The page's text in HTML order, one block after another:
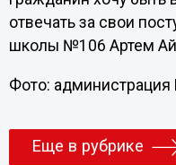
отвечать за свои
школы №106 Артем
Фото:
Еще в рубрике